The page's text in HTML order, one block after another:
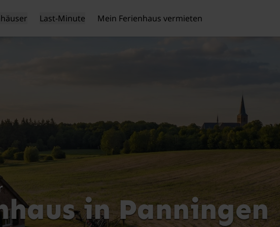
Last-Minute Mein Ferienhaus vermieten
in Panningen